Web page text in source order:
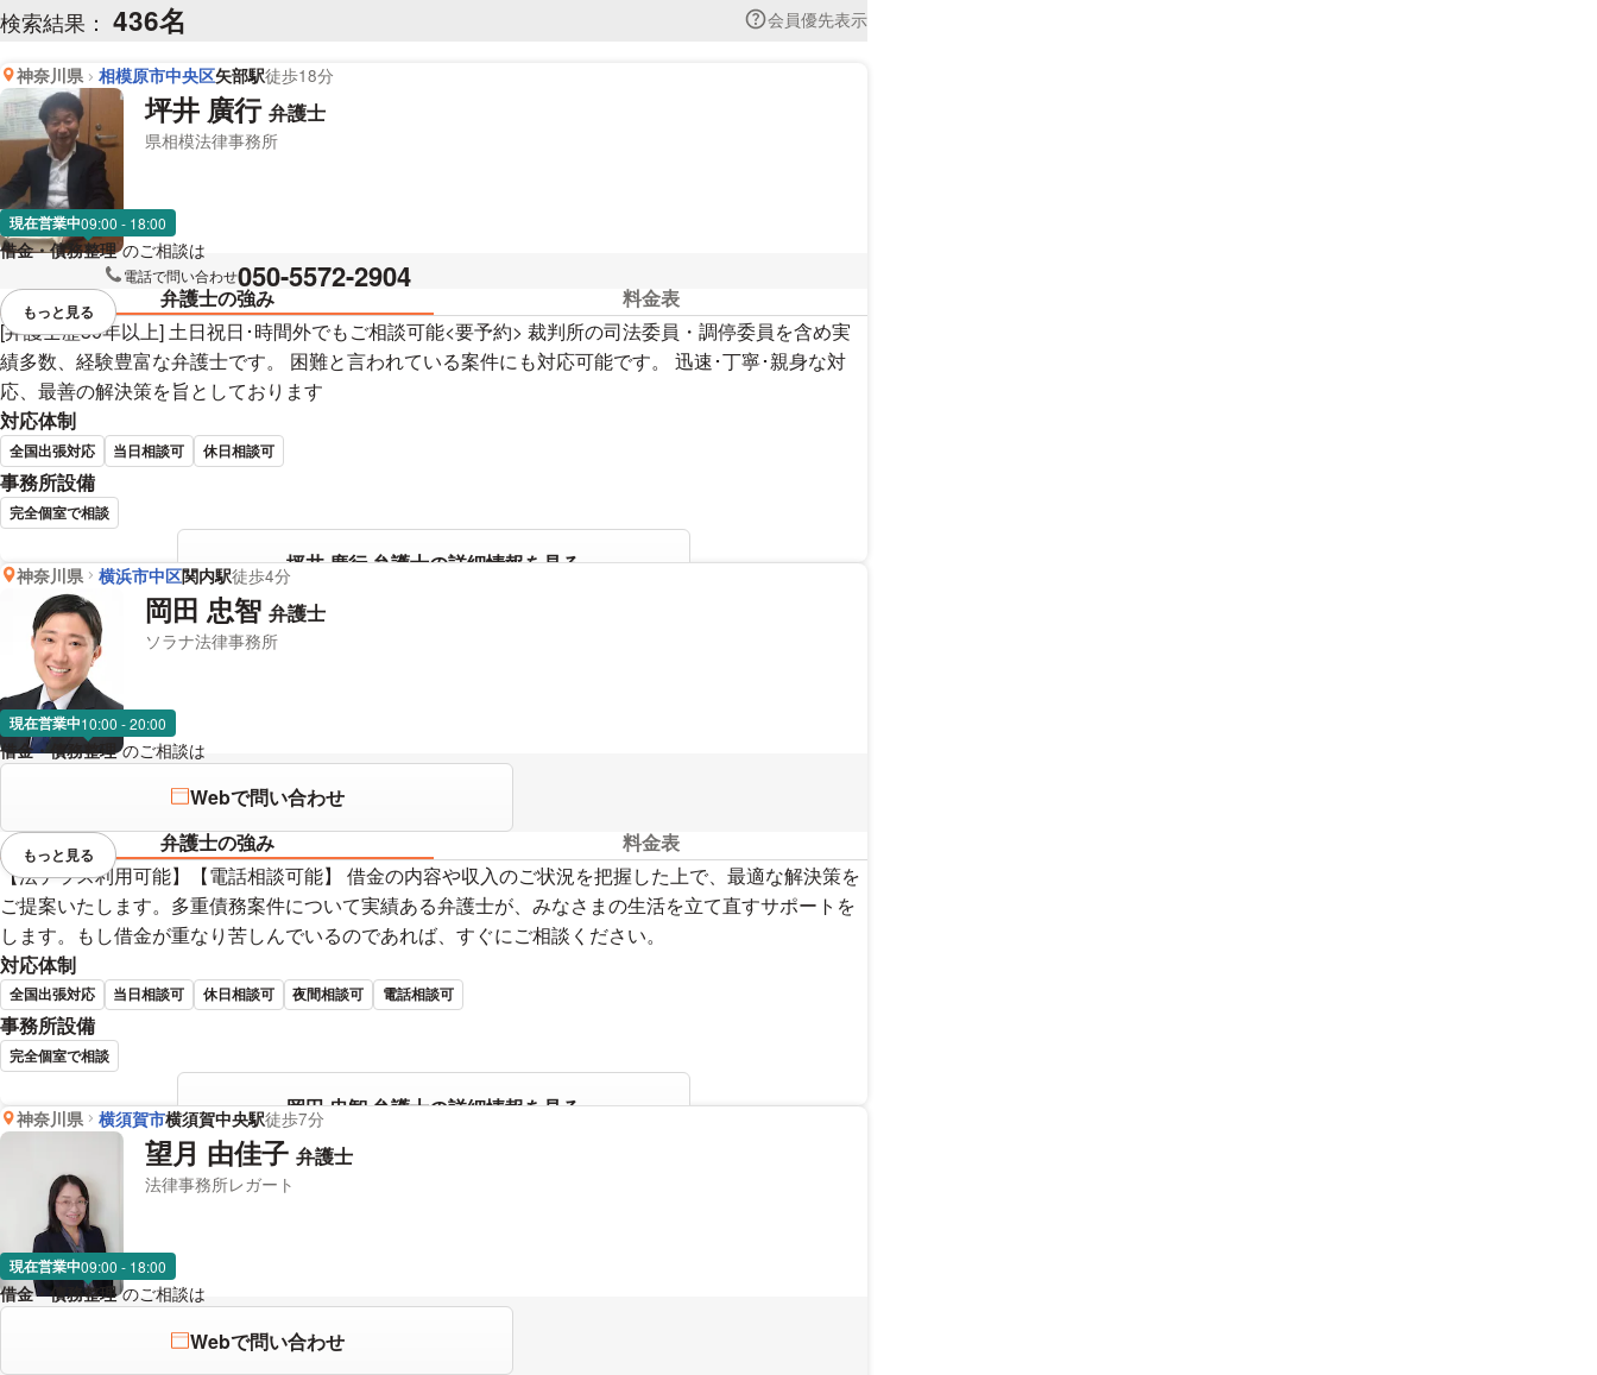
検索結果： 436名 会員優先表示
神奈川県 相模原市中央区矢部駅徒歩18分
坪井 廣行 弁護士
県相模法律事務所
現在営業中09:00 - 18:00
借金・債務整理 のご相談は
電話で問い合わせ050-5572-2904
弁護士の強み
料金表
[弁護士歴30年以上] 土日祝日･時間外でもご相談可能<要予約> 裁判所の司法委員・調停委員を含め実
績多数、経験豊富な弁護士です。 困難と言われている案件にも対応可能です。 迅速･丁寧･親身な対
応、最善の解決策を旨としております
対応体制
全国出張対応 当日相談可 休日相談可
事務所設備
完全個室で相談
坪井 廣行 弁護士の詳細情報を見る
視覚的に省略されている要素を
もっと見る
神奈川県 横浜市中区関内駅徒歩4分
岡田 忠智 弁護士
ソラナ法律事務所
現在営業中10:00 - 20:00
借金・債務整理 のご相談は
Webで問い合わせ
弁護士の強み
料金表
【法テラス利用可能】【電話相談可能】 借金の内容や収入のご状況を把握した上で、最適な解決策を
ご提案いたします。多重債務案件について実績ある弁護士が、みなさまの生活を立て直すサポートを
します。もし借金が重なり苦しんでいるのであれば、すぐにご相談ください。
対応体制
全国出張対応 当日相談可 休日相談可 夜間相談可 電話相談可
事務所設備
完全個室で相談
岡田 忠智 弁護士の詳細情報を見る
視覚的に省略されている要素を
もっと見る
神奈川県 横須賀市横須賀中央駅徒歩7分
望月 由佳子 弁護士
法律事務所レガート
現在営業中09:00 - 18:00
借金・債務整理 のご相談は
Webで問い合わせ